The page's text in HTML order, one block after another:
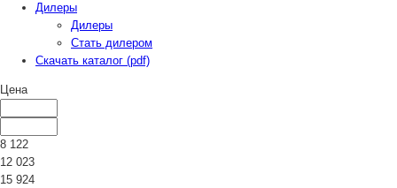
Дилеры
Дилеры
Стать дилером
Скачать каталог (pdf)
Цена
8 122
12 023
15 924